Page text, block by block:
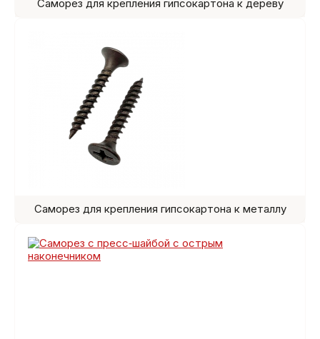
Саморез для крепления гипсокартона к дереву
Саморез для крепления гипсокартона к металлу